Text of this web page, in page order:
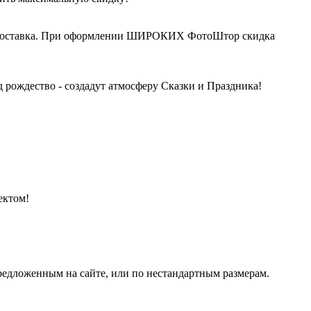
доставка. При оформлении ШИРОКИХ ФотоШтор скидка
- создадут атмосферу Сказки и Праздника!
на сайте, или по нестандартным размерам.